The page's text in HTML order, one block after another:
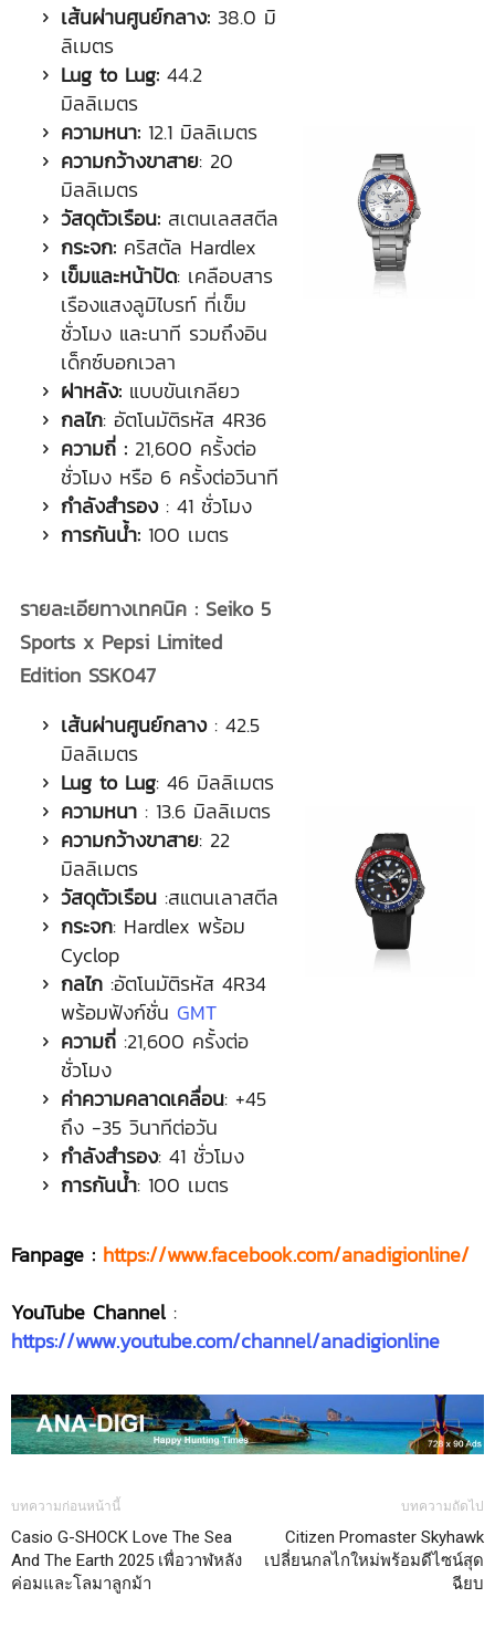
เส้นผ่านศูนย์กลาง: 38.0 มิ
ลิเมตร
Lug to Lug: 44.2
มิลลิเมตร
ความหนา: 12.1 มิลลิเมตร
ความกว้างขาสาย: 20
มิลลิเมตร
วัสดุตัวเรือน: สเตนเลสสตีล
กระจก: คริสตัล Hardlex
เข็มและหน้าปัด: เคลือบสาร
เรืองแสงลูมิไบรท์ ที่เข็ม
ชั่วโมง และนาที รวมถึงอิน
เด็กซ์บอกเวลา
ฝาหลัง: แบบขันเกลียว
กลไก: อัตโนมัติรหัส 4R36
ความถี่ : 21,600 ครั้งต่อ
ชั่วโมง หรือ 6 ครั้งต่อวินาที
กำลังสำรอง: 41 ชั่วโมง
การกันน้ำ: 100 เมตร
รายละเอียทางเทคนิค : Seiko 5
Sports x Pepsi Limited
Edition SSK047
เส้นผ่านศูนย์กลาง: 42.5
มิลลิเมตร
Lug to Lug: 46 มิลลิเมตร
ความหนา : 13.6 มิลลิเมตร
ความกว้างขาสาย: 22
มิลลิเมตร
วัสดุตัวเรือน :สแตนเลาสตีล
กระจก: Hardlex พร้อม
Cyclop
กลไก :อัตโนมัติรหัส 4R34
พร้อมฟังก์ชั่น GMT
ความถี่ :21,600 ครั้งต่อ
ชั่วโมง
ค่าความคลาดเคลื่อน: +45
ถึง -35 วินาทีต่อวัน
กำลังสำรอง: 41 ชั่วโมง
การกันน้ำ: 100 เมตร
Fanpage : https://www.facebook.com/anadigionline/
YouTube Channel :
https://www.youtube.com/channel/anadigionline
บทความก่อนหน้านี้
Casio G-SHOCK Love The Sea
And The Earth 2025 เพื่อวาฬหลัง
ค่อมและโลมาลูกม้า
บทความถัดไป
Citizen Promaster Skyhawk
เปลี่ยนกลไกใหม่พร้อมดีไซน์สุด
ฉียบ